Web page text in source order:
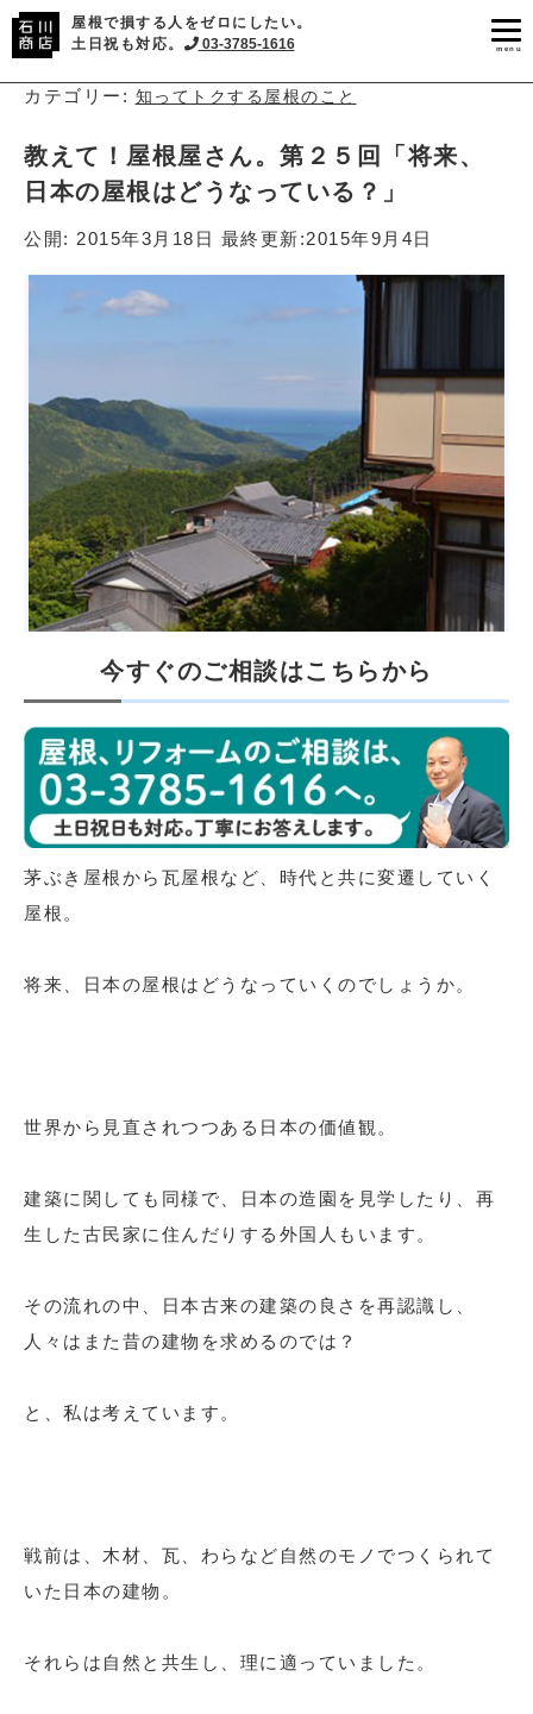
屋根で損する人をゼロにしたい。
土日祝も対応。
03-3785-1616 menu
カテゴリー: 知ってトクする屋根のこと
教えて！屋根屋さん。第２５回「将来、
日本の屋根はどうなっている？」
公開: 2015年3月18日 最終更新:2015年9月4日
今すぐのご相談はこちらから
茅ぶき屋根から瓦屋根など、時代と共に変遷していく
屋根。
将来、日本の屋根はどうなっていくのでしょうか。
世界から見直されつつある日本の価値観。
建築に関しても同様で、日本の造園を見学したり、再
生した古民家に住んだりする外国人もいます。
その流れの中、日本古来の建築の良さを再認識し、
人々はまた昔の建物を求めるのでは？
と、私は考えています。
戦前は、木材、瓦、わらなど自然のモノでつくられて
いた日本の建物。
それらは自然と共生し、理に適っていました。